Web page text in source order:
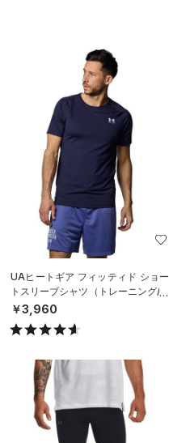
UAヒートギア フィッティド ショー
トスリーブシャツ（トレーニング/M
EN）
￥3,960